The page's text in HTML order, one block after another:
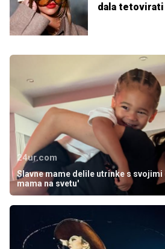
dala tetovirati
24ur.com
Slavne mame delile utrinke s
mama na svetu'